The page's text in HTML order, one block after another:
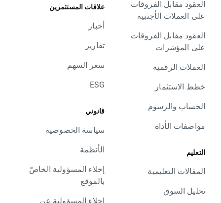
العقود مقابل الفروقات
على العملات الأجنبية
العقود مقابل الفروقات
على المؤشرات
العملات الرقمية
خطط الاستثمار
الحساب والرسوم
مواصفات الأداة
التعليم
المقالات التعليمية
تحليل السوق
علاقات المستثمرين
أخبار
تقارير
سعر السهم
ESG
قانوني
سياسة الخصوصية
الأنظمة
إخلاء المسؤولية الخاصّ
بالموقع
إخلاء المسؤولية عن